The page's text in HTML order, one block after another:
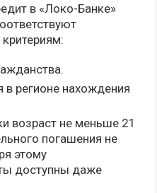
в «Локо-Банке»
в регионе нахождения
возраст не меньше 21
погашения не
этому
доступны даже